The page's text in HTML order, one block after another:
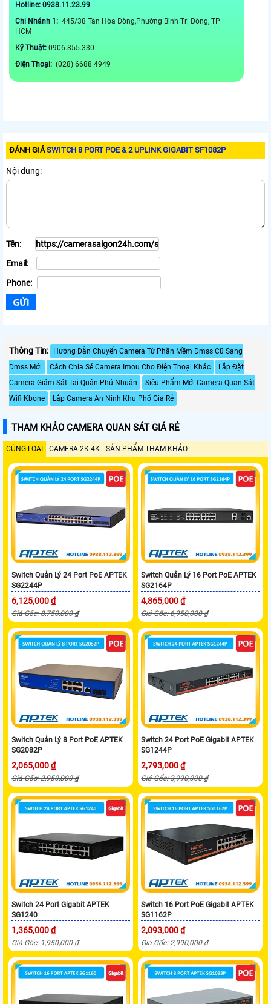
Hotline: 0938.11.23.99
Chi Nhánh 1: 445/38 Tân Hòa Đông,Phường Bình Trị Đông, TP
HCM
Kỹ Thuật: 0906.855.330
Điện Thoại: (028) 6688.4949
ĐÁNH GIÁSWITCH 8 PORT POE & 2 UPLINK GIGABIT SF1082P
Nội dung:
Tên:
Email:
Phone:
Thông Tin:
Hướng Dẫn Chuyển Camera Từ Phần Mềm Dmss Cũ Sang
Dmss Mới
Cách Chia Sẻ Camera Imou Cho Điện Thoại Khác
Lắp Đặt
Camera Giám Sát Tại Quận Phú Nhuận
Siêu Phẩm Mới Camera Quan Sát
Wifi Kbone
Lắp Camera An Ninh Khu Phố Giá Rẻ
THAM KHẢO CAMERA QUAN SÁT GIÁ RẺ
CÙNG LOẠI CAMERA 2K 4K SẢN PHẨM THAM KHẢO
Switch Quản Lý 24 Port PoE APTEK
SG2244P
6,125,000 ₫
Giá Gốc: 8,750,000 ₫
Switch Quản Lý 16 Port PoE APTEK
SG2164P
4,865,000 ₫
Giá Gốc: 6,950,000 ₫
Switch Quản Lý 8 Port PoE APTEK
SG2082P
2,065,000 ₫
Giá Gốc: 2,950,000 ₫
Switch 24 Port PoE Gigabit APTEK
SG1244P
2,793,000 ₫
Giá Gốc: 3,990,000 ₫
Switch 24 Port Gigabit APTEK
SG1240
1,365,000 ₫
Giá Gốc: 1,950,000 ₫
Switch 16 Port PoE Gigabit APTEK
SG1162P
2,093,000 ₫
Giá Gốc: 2,990,000 ₫